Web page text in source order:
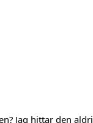
Jag hittar den